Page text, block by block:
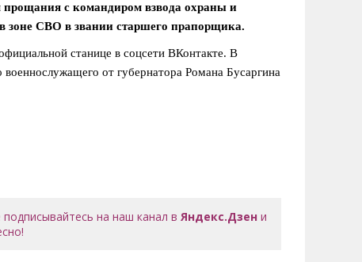
прощания с командиром взвода охраны и
зоне СВО в звании старшего прапорщика.
станице в соцсети ВКонтакте. В
от губернатора Романа Бусаргина
подписывайтесь на наш канал вЯндекс.Дзен и